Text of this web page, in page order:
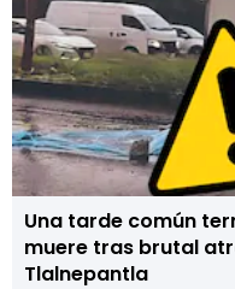
Una tarde común
muere tras brutal
Tlalnepantla